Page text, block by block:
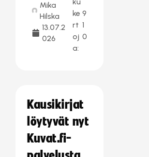
Mika
Hilska
13.07.2
026
ke
rt
oj
a:
9
1
0
Kausikirjat
löytyvät nyt
Kuvat.fi-